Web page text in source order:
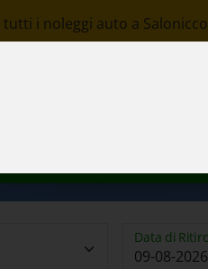
i noleggi auto a
Data di